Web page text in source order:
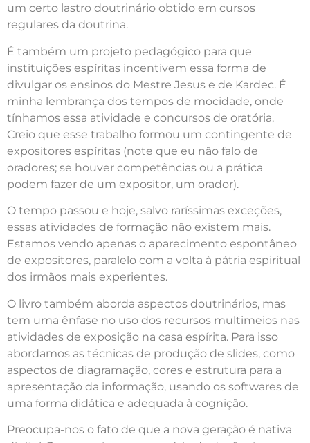
um certo lastro doutrinário obtido em cursos
regulares da doutrina.
É também um projeto pedagógico para que
instituições espíritas incentivem essa forma de
divulgar os ensinos do Mestre Jesus e de Kardec. É
minha lembrança dos tempos de mocidade, onde
tínhamos essa atividade e concursos de oratória.
Creio que esse trabalho formou um contingente de
expositores espíritas (note que eu não falo de
oradores; se houver competências ou a prática
podem fazer de um expositor, um orador).
O tempo passou e hoje, salvo raríssimas exceções,
essas atividades de formação não existem mais.
Estamos vendo apenas o aparecimento espontâneo
de expositores, paralelo com a volta à pátria espiritual
dos irmãos mais experientes.
O livro também aborda aspectos doutrinários, mas
tem uma ênfase no uso dos recursos multimeios nas
atividades de exposição na casa espírita. Para isso
abordamos as técnicas de produção de slides, como
aspectos de diagramação, cores e estrutura para a
apresentação da informação, usando os softwares de
uma forma didática e adequada à cognição.
Preocupa-nos o fato de que a nova geração é nativa